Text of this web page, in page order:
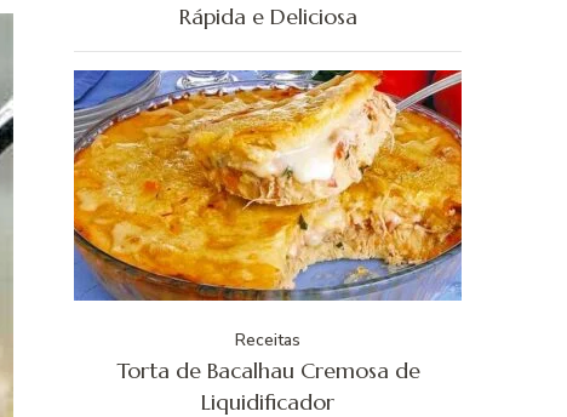
Rápida e Deliciosa
Receitas
Torta de Bacalhau Cremosa de
Liquidificador